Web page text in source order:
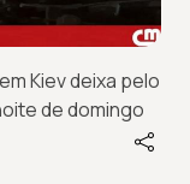
Kiev deixa pelo
de domingo